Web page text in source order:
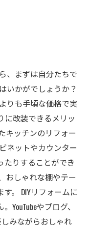
、まずは自分たちで
いかがでしょうか？
りも手頃な価格で実
に改装できるメリッ
キッチンのリフォー
ネットやカウンター
たりすることができ
おしゃれな棚やテー
。 DIYリフォームに
YouTubeやブログ、
みながらおしゃれ